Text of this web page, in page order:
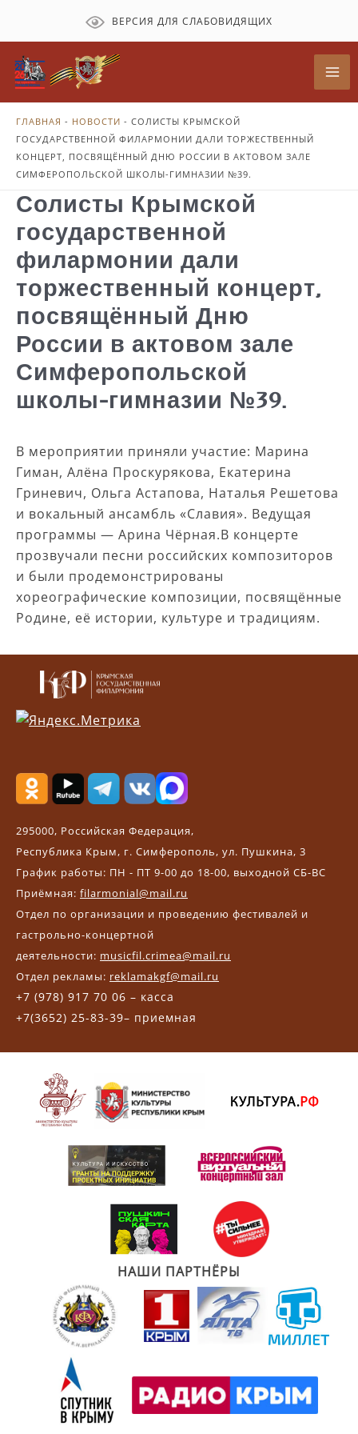
содержимому
ВЕРСИЯ ДЛЯ СЛАБОВИДЯЩИХ
ГЛАВНАЯ - НОВОСТИ - СОЛИСТЫ КРЫМСКОЙ
ГОСУДАРСТВЕННОЙ ФИЛАРМОНИИ ДАЛИ ТОРЖЕСТВЕННЫЙ
КОНЦЕРТ, ПОСВЯЩЁННЫЙ ДНЮ РОССИИ В АКТОВОМ ЗАЛЕ
СИМФЕРОПОЛЬСКОЙ ШКОЛЫ-ГИМНАЗИИ №39.
Солисты Крымской
государственной
филармонии дали
торжественный концерт,
посвящённый Дню
России в актовом зале
Симферопольской
школы-гимназии №39.
В мероприятии приняли участие: Марина
Гиман, Алёна Проскурякова, Екатерина
Гриневич, Ольга Астапова, Наталья Решетова
и вокальный ансамбль «Славия». Ведущая
программы — Арина Чёрная.В концерте
прозвучали песни российских композиторов
и были продемонстрированы
хореографические композиции, посвящённые
Родине, её истории, культуре и традициям.
295000, Российская Федерация,
Республика Крым, г. Симферополь, ул. Пушкина, 3
График работы: ПН - ПТ 9-00 до 18-00, выходной СБ-ВС
Приёмная: filarmonial@mail.ru
Отдел по организации и проведению фестивалей и
гастрольно-концертной
деятельности: musicfil.crimea@mail.ru
Отдел рекламы: reklamakgf@mail.ru
+7 (978) 917 70 06 – касса
+7(3652) 25-83-39– приемная
НАШИ ПАРТНЁРЫ